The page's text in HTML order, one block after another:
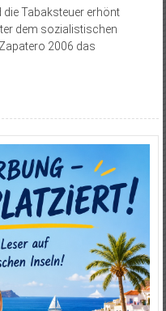
Tabaksteuer erhönt
dem sozialistischen
2006 das